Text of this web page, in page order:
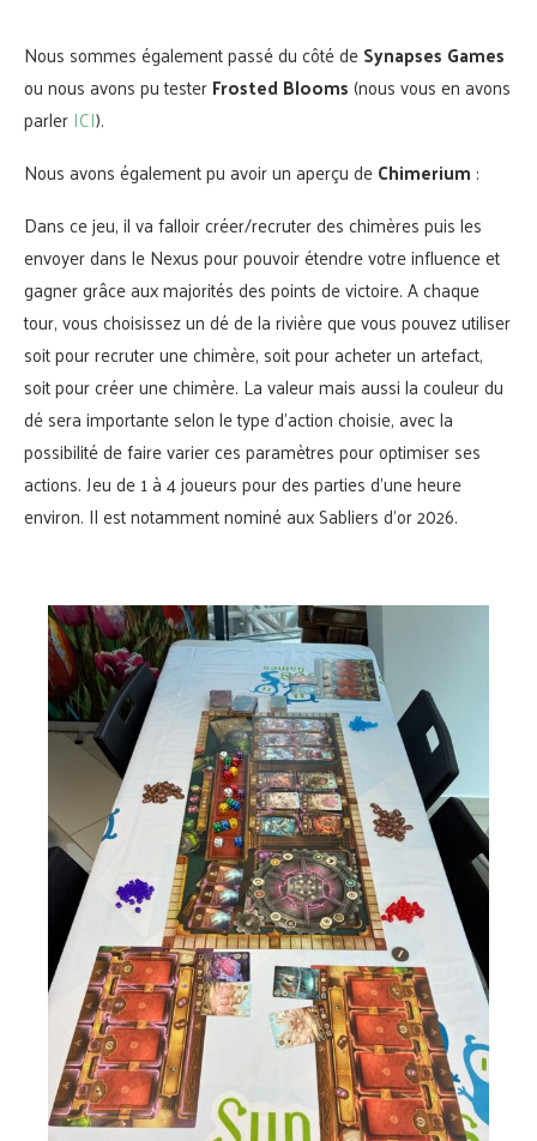
Nous sommes également passé du côté deSynapses Games
ou nous avons pu testerFrosted Blooms(nous vous en avons
parlerICI).
Nous avons également pu avoir un aperçu deChimerium :
Dans ce jeu, il va falloir créer/recruter des chimères puis les
envoyer dans le Nexus pour pouvoir étendre votre influence et
gagner grâce aux majorités des points de victoire. A chaque
tour, vous choisissez un dé de la rivière que vous pouvez utiliser
soit pour recruter une chimère, soit pour acheter un artefact,
soit pour créer une chimère. La valeur mais aussi la couleur du
dé sera importante selon le type d’action choisie, avec la
possibilité de faire varier ces paramètres pour optimiser ses
actions. Jeu de 1 à 4 joueurs pour des parties d’une heure
environ. Il est notamment nominé aux Sabliers d’or 2026.